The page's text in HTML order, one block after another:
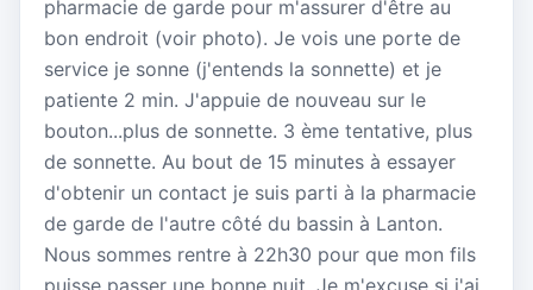
pharmacie de garde pour m'assurer d'être au
bon endroit (voir photo). Je vois une porte de
service je sonne (j'entends la sonnette) et je
patiente 2 min. J'appuie de nouveau sur le
bouton...plus de sonnette. 3 ème tentative, plus
de sonnette. Au bout de 15 minutes à essayer
d'obtenir un contact je suis parti à la pharmacie
de garde de l'autre côté du bassin à Lanton.
Nous sommes rentre à 22h30 pour que mon fils
puisse passer une bonne nuit. Je m'excuse si j'ai